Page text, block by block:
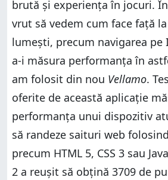
brută și experiența în jocuri.
vrut să vedem cum face față
lumești, precum navigarea pe
a-i măsura performanța în
am folosit din nou Vellamo.
oferite de această aplicație
performanța unui dispozitiv
să randeze saituri web
precum HTML 5, CSS 3 sau
2 a reușit să obțină 3709 de